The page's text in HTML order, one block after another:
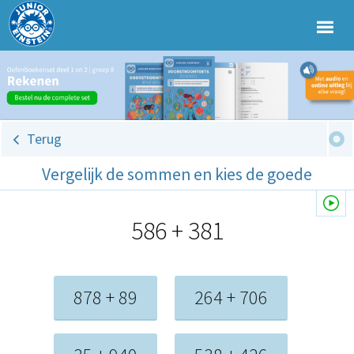
Terug
Vergelijk de sommen en kies de goede
586 + 381
878 + 89 264 + 706